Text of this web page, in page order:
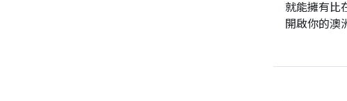
就能擁有比
開啟你的澳